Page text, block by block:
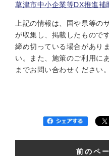
草津市中小企業等DX推進補
上記の情報は、国や県等の
が収集し、掲載したもので
締め切っている場合があり
い。また、施策のご利用に
までお問い合わせください。
前のペ